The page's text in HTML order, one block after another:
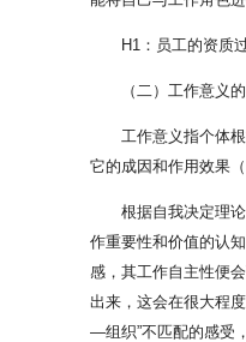
H1：员工的资质
（二）工作意义
工作意义指个体
它的成因和作用效果
根据自我决定理
作重要性和价值的认
感，其工作自主性便
出来，这会在很大程
—组织”不匹配的感受